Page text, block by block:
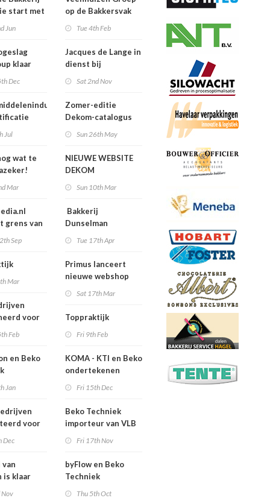
start met
Jun
klaar
Dec
Jul
wat te
Mar
grens van
Sep
Mar
voor
Feb
en Beko
Jan
voor
Dec
van
is klaar
Nov
op de Bakkersvak
Tue 4th Feb
Jacques de Lange in
dienst bij
Sat 2nd Nov
Zomer-editie
Dekom-catalogus
Sun 26th May
NIEUWE WEBSITE
DEKOM
Sun 10th Mar
Bakkerij
Dunselman
Tue 17th Apr
Primus lanceert
nieuwe webshop
Sat 17th Mar
Toppraktijk
Fri 9th Feb
KOMA - KTI en Beko Techniek
ondertekenen
samenwerkingsovereenkomst
Fri 15th Dec
Beko Techniek
importeur van VLB
Fri 17th Nov
byFlow en Beko
Techniek
Thu 5th Oct